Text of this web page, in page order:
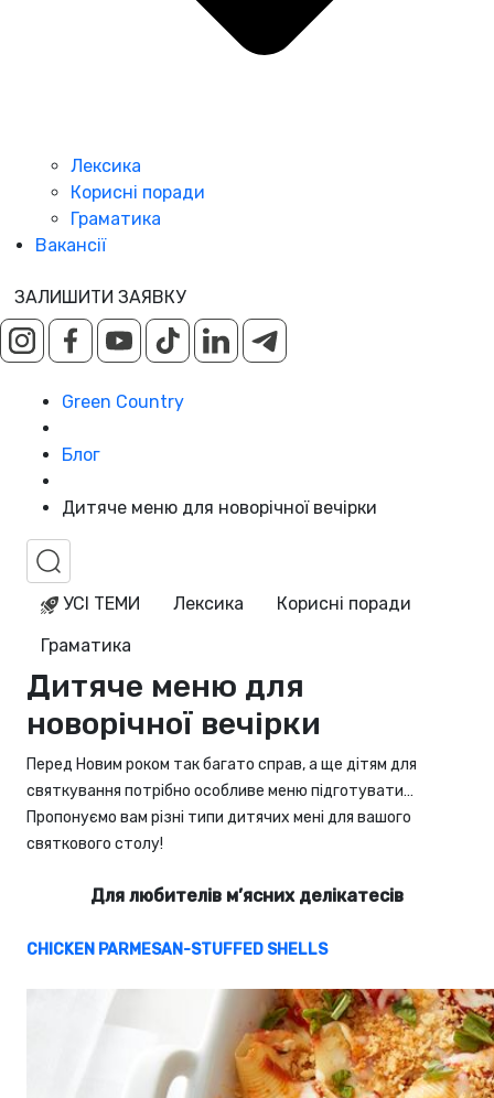
Лексика
Корисні поради
Граматика
Вакансії
ЗАЛИШИТИ ЗАЯВКУ
Green Country
Блог
Дитяче меню для новорічної вечірки
УСІ ТЕМИ Лексика
Корисні поради
Граматика
Дитяче меню для
новорічної вечірки
Перед Новим роком так багато справ, а ще дітям для
святкування потрібно особливе меню підготувати…
Пропонуємо вам різні типи дитячих мені для вашого
святкового столу!
Для любителів м’ясних делікатесів
CHICKEN PARMESAN-STUFFED SHELLS